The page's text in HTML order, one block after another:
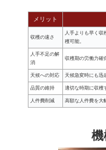
メリット
収穫の速さ
人手よりも早く収
穫可能。
人手不足の解
消
収穫期の労働力確
天候への対応 天候急変時にも迅
品質の維持 適切な時期に収穫
人件費削減 高額な人件費を大
機